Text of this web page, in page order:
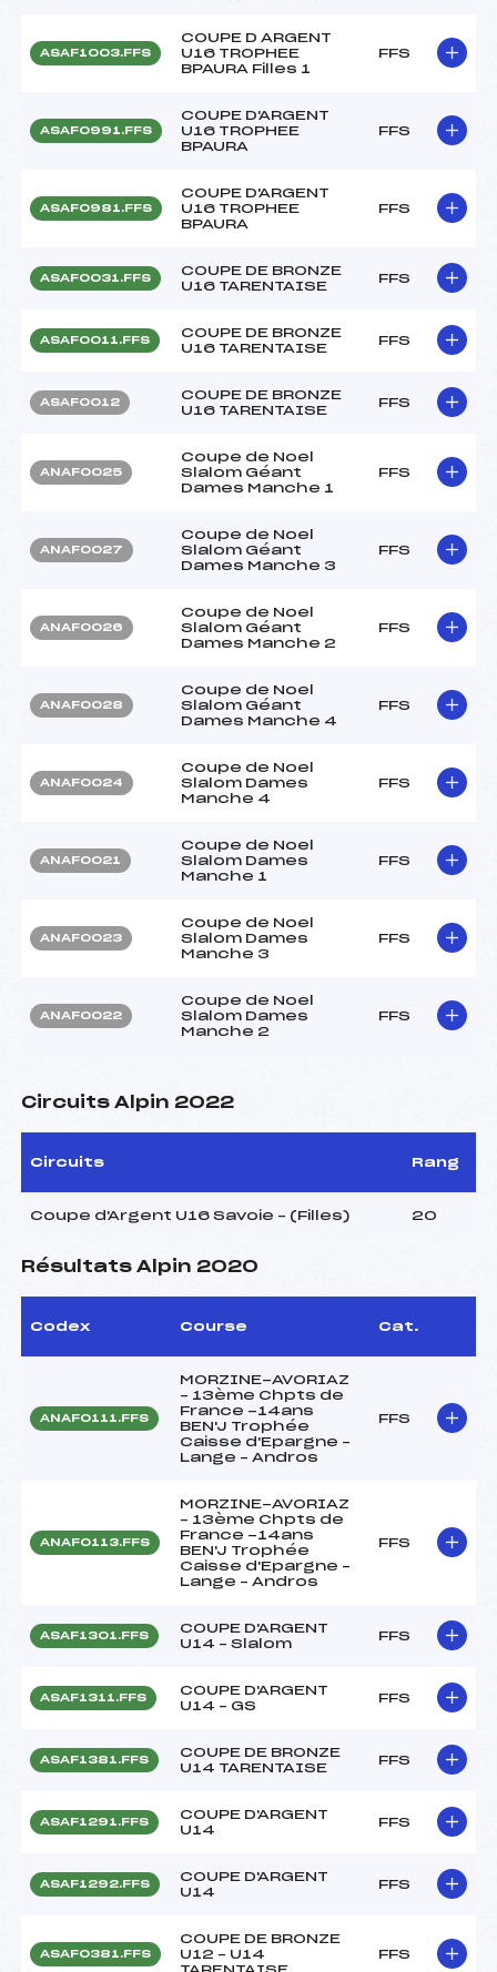
ASAF1003.FFS
COUPE D ARGENT
U16 TROPHEE
BPAURA Filles 1
FFS
ASAF0991.FFS
COUPE D'ARGENT
U16 TROPHEE
BPAURA
FFS
ASAF0981.FFS
COUPE D'ARGENT
U16 TROPHEE
BPAURA
FFS
ASAF0031.FFS
COUPE DE BRONZE
U16 TARENTAISE
FFS
ASAF0011.FFS
COUPE DE BRONZE
U16 TARENTAISE
FFS
ASAF0012
COUPE DE BRONZE
U16 TARENTAISE
FFS
ANAF0025
Coupe de Noel
Slalom Géant
Dames Manche 1
FFS
ANAF0027
Coupe de Noel
Slalom Géant
Dames Manche 3
FFS
ANAF0026
Coupe de Noel
Slalom Géant
Dames Manche 2
FFS
ANAF0028
Coupe de Noel
Slalom Géant
Dames Manche 4
FFS
ANAF0024
Coupe de Noel
Slalom Dames
Manche 4
FFS
ANAF0021
Coupe de Noel
Slalom Dames
Manche 1
FFS
ANAF0023
Coupe de Noel
Slalom Dames
Manche 3
FFS
ANAF0022
Coupe de Noel
Slalom Dames
Manche 2
FFS
Circuits Alpin 2022
Circuits Rang
Coupe d'Argent U16 Savoie – (Filles) 20
Résultats Alpin 2020
Codex Course Cat.
ANAF0111.FFS
MORZINE-AVORIAZ
– 13ème Chpts de
France -14ans
BEN'J Trophée
Caisse d'Epargne –
Lange – Andros
FFS
ANAF0113.FFS
MORZINE-AVORIAZ
– 13ème Chpts de
France -14ans
BEN'J Trophée
Caisse d'Epargne –
Lange – Andros
FFS
ASAF1301.FFS
COUPE D'ARGENT
U14 – Slalom
FFS
ASAF1311.FFS
COUPE D'ARGENT
U14 – GS
FFS
ASAF1381.FFS
COUPE DE BRONZE
U14 TARENTAISE
FFS
ASAF1291.FFS
COUPE D'ARGENT
U14
FFS
ASAF1292.FFS
COUPE D'ARGENT
U14
FFS
ASAF0381.FFS
COUPE DE BRONZE
U12 – U14
TARENTAISE
FFS